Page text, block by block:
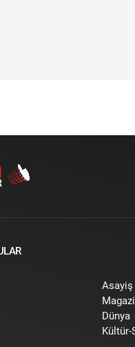
Asayiş
Dünya
Kültür-